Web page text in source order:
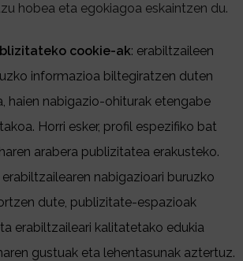
hobea eta egokiagoa eskaintzen du.
cookie-ak: erabiltzaileen
informazioa biltegiratzen duten
haien nabigazio-ohiturak etengabe
Horri esker, profil espezifiko bat
arabera publizitatea erakusteko.
nabigazioari buruzko
dute, publizitate-espazioak
erabiltzaileari kalitatetako edukia
gustuak eta lehentasunak aztertuz.